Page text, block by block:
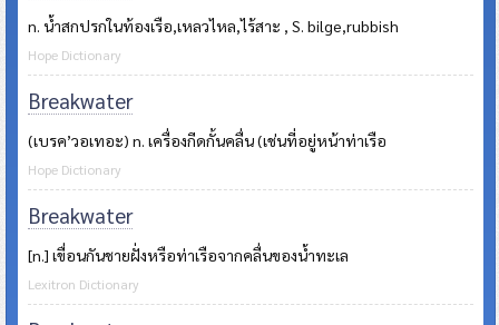
n. น้ำสกปรกในท้องเรือ,เหลวไหล,ไร้สาะ , S. bilge,rubbish
Hope Dictionary
Breakwater
(เบรค’วอเทอะ) n. เครื่องกีดกั้นคลื่น (เช่นที่อยู่หน้าท่าเรือ
Hope Dictionary
Breakwater
[n.] เขื่อนกันชายฝั่งหรือท่าเรือจากคลื่นของน้ำทะเล
Lexitron Dictionary